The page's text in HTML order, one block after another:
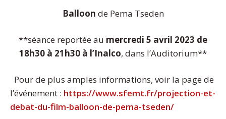
Balloon de Pema Tseden
**séance reportée au mercredi 5 avril 2023 de
18h30 à 21h30 à l’Inalco, dans l’Auditorium**
Pour de plus amples informations, voir la page de
l’événement : https://www.sfemt.fr/projection-et-
debat-du-film-balloon-de-pema-tseden/